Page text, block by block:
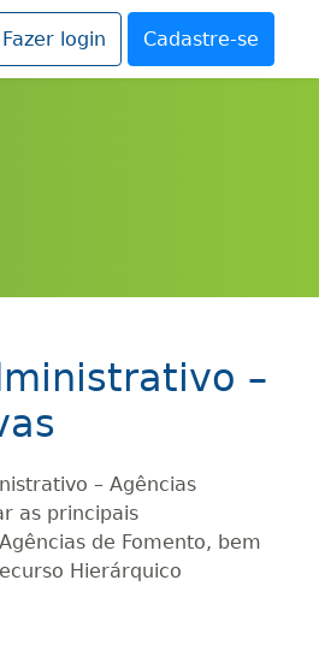
de compras
Fazer login Cadastre-se
–
– Agências
as principais
de Fomento, bem
Hierárquico